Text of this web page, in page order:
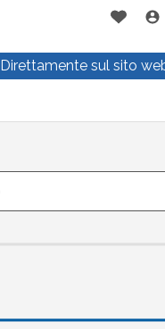
Direttamente sul sito